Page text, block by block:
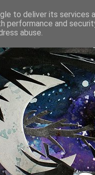
to deliver its services
performance and
abuse.